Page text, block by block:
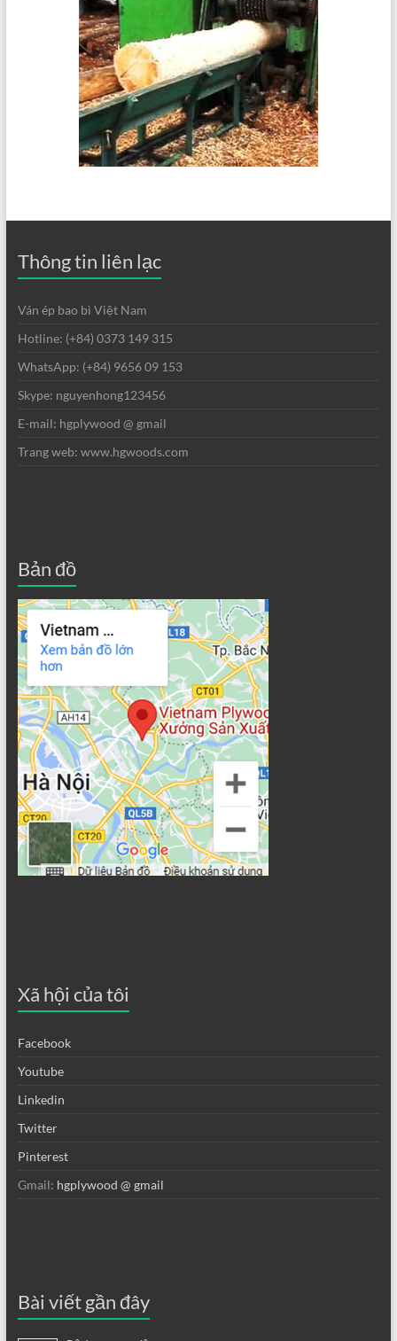
Thông tin liên lạc
Ván ép bao bì Việt Nam
Hotline: (+84) 0373 149 315
WhatsApp: (+84) 9656 09 153
Skype: nguyenhong123456
E-mail: hgplywood @ gmail
Trang web: www.hgwoods.com
Bản đồ
Xã hội của tôi
Facebook
Youtube
Linkedin
Twitter
Pinterest
Gmail: hgplywood @ gmail
Bài viết gần đây